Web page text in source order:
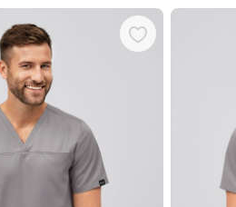
the elements of the carousel is